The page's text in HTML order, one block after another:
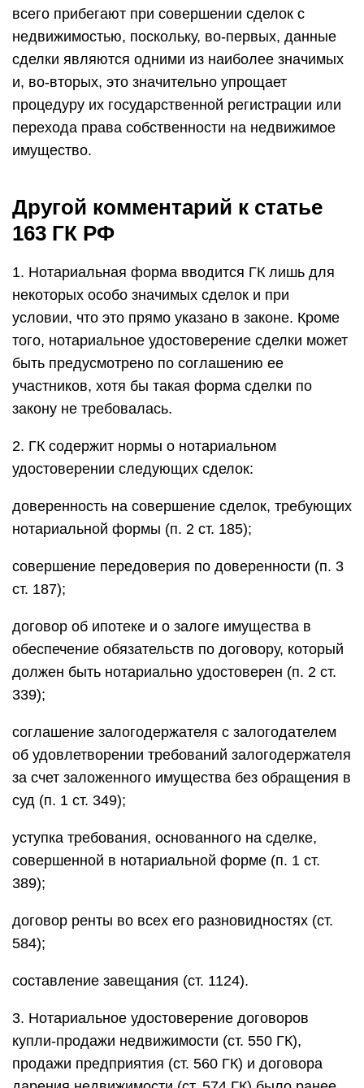
всего прибегают при совершении сделок с
недвижимостью, поскольку, во-первых, данные
сделки являются одними из наиболее значимых
и, во-вторых, это значительно упрощает
процедуру их государственной регистрации или
перехода права собственности на недвижимое
имущество.
Другой комментарий к статье
163 ГК РФ
1. Нотариальная форма вводится ГК лишь для
некоторых особо значимых сделок и при
условии, что это прямо указано в законе. Кроме
того, нотариальное удостоверение сделки может
быть предусмотрено по соглашению ее
участников, хотя бы такая форма сделки по
закону не требовалась.
2. ГК содержит нормы о нотариальном
удостоверении следующих сделок:
доверенность на совершение сделок, требующих
нотариальной формы (п. 2 ст. 185);
совершение передоверия по доверенности (п. 3
ст. 187);
договор об ипотеке и о залоге имущества в
обеспечение обязательств по договору, который
должен быть нотариально удостоверен (п. 2 ст.
339);
соглашение залогодержателя с залогодателем
об удовлетворении требований залогодержателя
за счет заложенного имущества без обращения в
суд (п. 1 ст. 349);
уступка требования, основанного на сделке,
совершенной в нотариальной форме (п. 1 ст.
389);
договор ренты во всех его разновидностях (ст.
584);
составление завещания (ст. 1124).
3. Нотариальное удостоверение договоров
купли-продажи недвижимости (ст. 550 ГК),
продажи предприятия (ст. 560 ГК) и договора